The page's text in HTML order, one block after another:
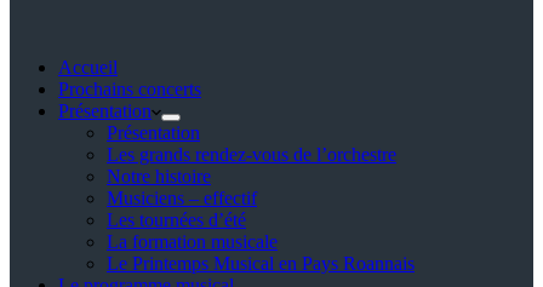
Accueil
Prochains concerts
Présentation
Présentation
Les grands rendez-vous de l’orchestre
Notre histoire
Musiciens – effectif
Les tournées d’été
La formation musicale
Le Printemps Musical en Pays Roannais